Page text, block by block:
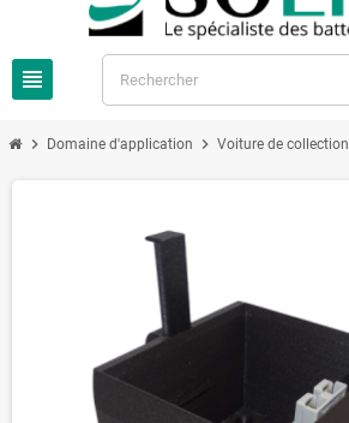
view_headline
chevron_right Domaine d'application chevron_right Voiture de collection